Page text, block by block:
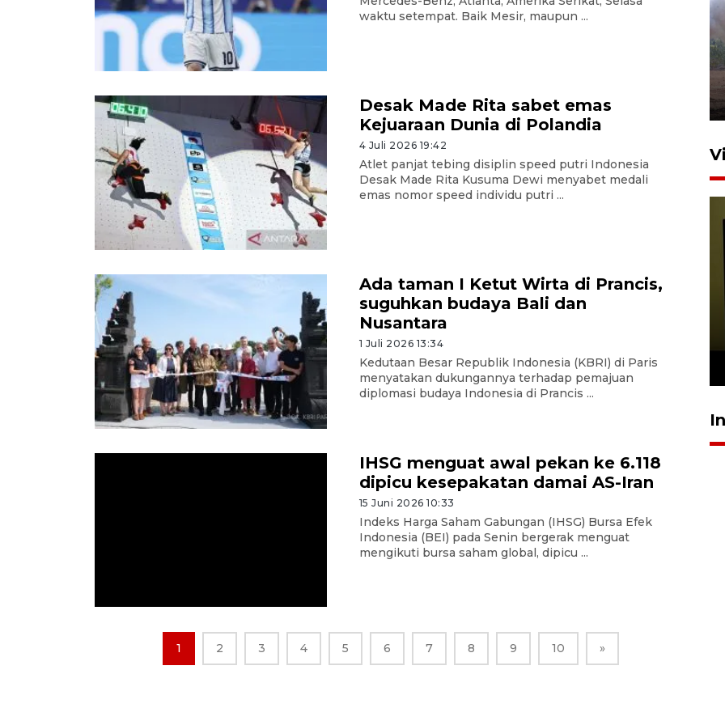
waktu setempat. Baik Mesir, maupun ...
Desak Made Rita sabet emas
Kejuaraan Dunia di Polandia
4 Juli 2026 19:42
Atlet panjat tebing disiplin speed putri Indonesia
Desak Made Rita Kusuma Dewi menyabet medali
emas nomor speed individu putri ...
Ada taman I Ketut Wirta di Prancis,
suguhkan budaya Bali dan
Nusantara
1 Juli 2026 13:34
Kedutaan Besar Republik Indonesia (KBRI) di Paris
menyatakan dukungannya terhadap pemajuan
diplomasi budaya Indonesia di Prancis ...
IHSG menguat awal pekan ke 6.118
dipicu kesepakatan damai AS-Iran
15 Juni 2026 10:33
Indeks Harga Saham Gabungan (IHSG) Bursa Efek
Indonesia (BEI) pada Senin bergerak menguat
mengikuti bursa saham global, dipicu ...
1 2 3 4 5 6 7 8 9 10 »
Sebanyak 62 penumpang
4 Agustus 2026 19:23
Persiapan Skuad Garuda
jelang laga lawan Kamboja
pada Piala AFF
23 Juli 2026 19:12